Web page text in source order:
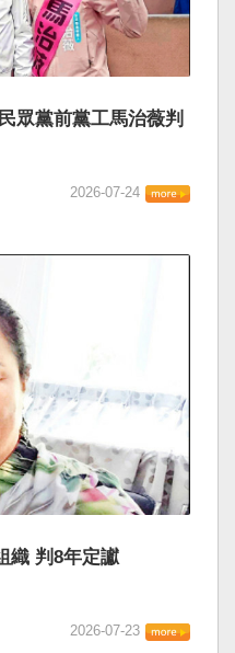
眾黨前黨工馬治薇判
2026-07-24
織 判8年定讞
2026-07-23